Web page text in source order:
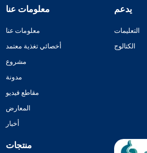
معلومات عنا
معلومات عنا
أخصائي تغذية معتمد
مشروع
مدونة
مقاطع فيديو
المعارض
أخبار
يدعم
التعليمات
الكتالوج
منتجات